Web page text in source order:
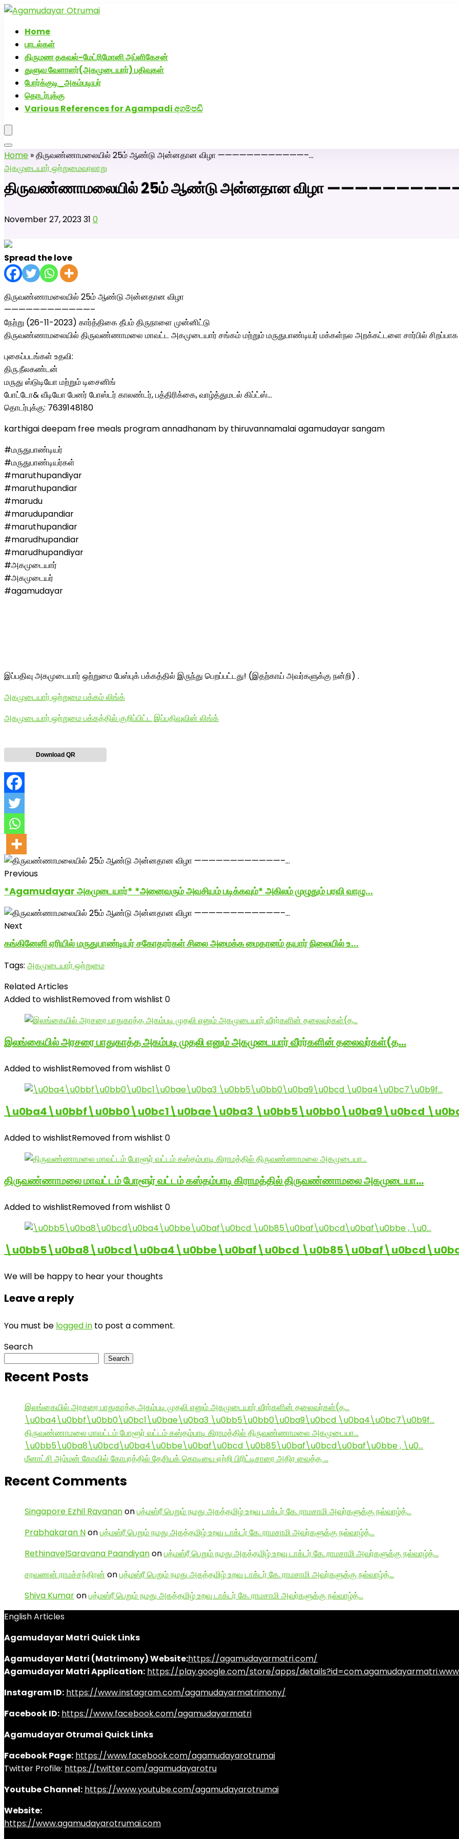
Home
பாடல்கள்
திருமண தகவல்-மேட்ரிமோனி அப்ளிகேசன்
துளுவ வேளாளர்(அகமுடையார்) பதிவுகள்
போர்க்குடி_அகம்படியர்
தொடர்புக்கு
Various References for Agampadi අගම්පඩි
Home »திருவண்ணாமலையில் 25ம் ஆண்டு அன்னதான விழா ————————————–…
அகமுடையார் ஒற்றுமைவரலாறு
திருவண்ணாமலையில் 25ம் ஆண்டு அன்னதான விழா
November 27, 202331 0
Spread the love
திருவண்ணாமலையில் 25ம் ஆண்டு அன்னதான விழா
————————————–
நேற்று (26-11-2023) கார்த்திகை தீபம் திருநாளை முன்னிட்டு
திருவண்ணாமலையில் திருவண்ணாமலை மாவட்ட அகமுடையார் சங்கம் மற்றும் மருதுபாண்டியர் மக்கள்நல அறக்கட்டளை சார்பில் சிறப்பாக
புகைப்படங்கள் உதவி:
திரு.நீலகண்டன்
மருது ஸ்டுடியோ மற்றும் டிசைனிங்
போட்டோ& வீடியோ பேனர் போஸ்டர் காலண்டர், பத்திரிக்கை, வாழ்த்துமடல் கிப்ட்ஸ்…
தொடர்புக்கு: 7639148180
karthigai deepam free meals program annadhanam by thiruvannamalai agamudayar sangam
#மருதுபாண்டியர்
#மருதுபாண்டியர்கள்
#maruthupandiyar
#maruthupandiar
#marudu
#marudupandiar
#maruthupandiar
#marudhupandiar
#marudhupandiyar
#அகமுடையார்
#அகமுடையர்
#agamudayar
இப்பதிவு அகமுடையார் ஒற்றுமை பேஸ்புக் பக்கத்தில் இருந்து பெறப்பட்டது! (இதற்காய் அவர்களுக்கு நன்றி) .
அகமுடையார் ஒற்றுமை பக்கம் லிங்க்
அகமுடையார் ஒற்றுமை பக்கத்தில் குறிப்பிட்ட இப்பதிவுவின் லிங்க்
Download QR
Previous
*Agamudayar அகமுடையார்* *அனைவரும் அவசியம் படிக்கவும்* அகிலம் முழுதும் பரவி வாழு...
Next
கங்கினேனி ஏரியில் மருதுபாண்டியர் சகோதரர்கள் சிலை அமைக்க மைதானம் தயார் நிலையில் உ...
Tags: அகமுடையார் ஒற்றுமை
Related Articles
Added to wishlistRemoved from wishlist 0
இலங்கையில் அரசரை பாதுகாத்த அகம்படி முதலி எனும் அகமுடையார் வீரர்களின் தலைவர்கள்(த…
Added to wishlistRemoved from wishlist 0
\u0ba4\u0bbf\u0bb0\u0bc1\u0bae\u0ba3 \u0bb5\u0bb0\u0ba9\u0bcd
Added to wishlistRemoved from wishlist 0
திருவண்ணாமலை மாவட்டம் போளூர் வட்டம் கஸ்தம்பாடி கிராமத்தில் திருவண்ணாமலை அகமுடையா…
Added to wishlistRemoved from wishlist 0
\u0bb5\u0ba8\u0bcd\u0ba4\u0bbe\u0baf\u0bcd
We will be happy to hear your thoughts
Leave a reply
You must be logged in to post a comment.
Search
Search
Recent Posts
இலங்கையில் அரசரை பாதுகாத்த அகம்படி முதலி எனும் அகமுடையார் வீரர்களின் தலைவர்கள்(த…
\u0ba4\u0bbf\u0bb0\u0bc1\u0bae\u0ba3 \u0bb5\u0bb0\u0ba9\u0bcd \u0ba4\u0bc7\u0b9f…
திருவண்ணாமலை மாவட்டம் போளூர் வட்டம் கஸ்தம்பாடி கிராமத்தில் திருவண்ணாமலை அகமுடையா…
\u0bb5\u0ba8\u0bcd\u0ba4\u0bbe\u0baf\u0bcd \u0b85\u0baf\u0bcd\u0baf\u0bbe , \u0…
மீனாட்சி அம்மன் கோவில் கோபுரத்தில் தேசியக் கொடியை ஏற்றி பிரிட்டிசாரை அதிர வைத்த …
Recent Comments
Singapore Ezhil Ravananonபத்மஸ்ரீ பெறும் நமது அகத்தமிழ் உறவு டாக்டர் கே. ராமசாமி அவர்களுக்கு நல்வாழ்த்…
Prabhakaran Nonபத்மஸ்ரீ பெறும் நமது அகத்தமிழ் உறவு டாக்டர் கே. ராமசாமி அவர்களுக்கு நல்வாழ்த்…
RethinavelSaravana Paandiyanonபத்மஸ்ரீ பெறும் நமது அகத்தமிழ் உறவு டாக்டர் கே. ராமசாமி அவர்களுக்கு நல்வாழ்த்…
சரவணன் ராமச்சந்திரன் onபத்மஸ்ரீ பெறும் நமது அகத்தமிழ் உறவு டாக்டர் கே. ராமசாமி அவர்களுக்கு நல்வாழ்த்…
Shiva Kumaronபத்மஸ்ரீ பெறும் நமது அகத்தமிழ் உறவு டாக்டர் கே. ராமசாமி அவர்களுக்கு நல்வாழ்த்…
English Articles
Agamudayar Matri Quick Links
Agamudayar Matri (Matrimony) Website:https://agamudayarmatri.com/
Agamudayar Matri Application: https://play.google.com/store/apps/details?id=com.agamudayarmatri.www
Instagram ID: https://www.instagram.com/agamudayarmatrimony/
Facebook ID: https://www.facebook.com/agamudayarmatri
Agamudayar Otrumai Quick Links
Facebook Page: https://www.facebook.com/agamudayarotrumai
Twitter Profile: https://twitter.com/agamudayarotru
Youtube Channel: https://www.youtube.com/agamudayarotrumai
Website:
https://www.agamudayarotrumai.com
அகமுடையார் திருமண வரன்களுக்கு அகமுடையார்மேட்ரி-பெண் வீட்டாருக்கு 100% இலவச திருமண சேவை! வாட்ஸப் எண்: